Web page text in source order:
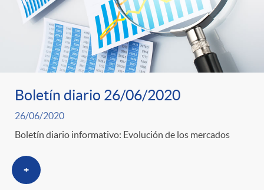
Boletín diario 26/06/2020
26/06/2020
Boletín diario informativo: Evolución de los mercados
+